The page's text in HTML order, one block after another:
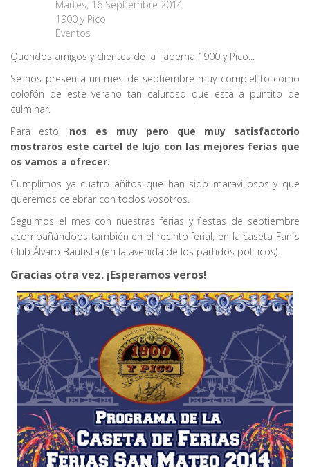
Martes, 16 Septiembre 2014
1900 y Pico
Eventos
Queridos amigos y clientes de la Taberna 1900 y Pico...
Se nos presenta un mes de septiembre muy completito como
colofón de este verano tan caluroso que está a puntito de
culminar.
Para esto, nos es muy pero que muy satisfactorio
mostraros este cartel de lujo con las mejores ferias que
os vamos a ofrecer.
Cumplimos ya cuatro añitos que han sido maravillosos y que
queremos celebrar con todos vosotros.
Seguimos el mes con nuestras ferias y fiestas de septiembre
acompañándoos también en el recinto ferial, en la caseta Fan´s
Club Álvaro Bautista (en la avenida de los partidos políticos).
Gracias otra vez. ¡Esperamos veros!